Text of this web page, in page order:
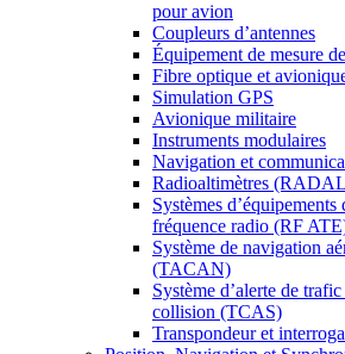
pour avion
Coupleurs d’antennes
Équipement de mesure
Fibre optique et
Simulation GPS
Avionique militaire
Instruments modulaires
Navigation et
Radioaltimètres
Systèmes
fréquence radio (RF
Système de navigation
(TACAN)
Système d’alerte de
collision (TCAS)
Transpondeur et